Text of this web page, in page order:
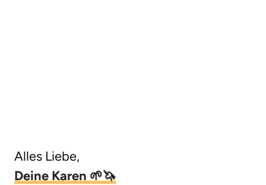
Alles Liebe,
Deine Karen 🌱🦄